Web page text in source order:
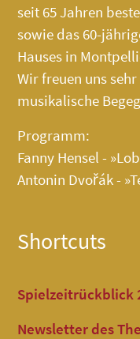
seit 65 Jahren
sowie das 60-
Hauses in
Wir freuen uns
musikalische
Programm:
Fanny Hensel -
Antonin Dvořák -
Shortcuts
Spielzeitrückblick
Newsletter des